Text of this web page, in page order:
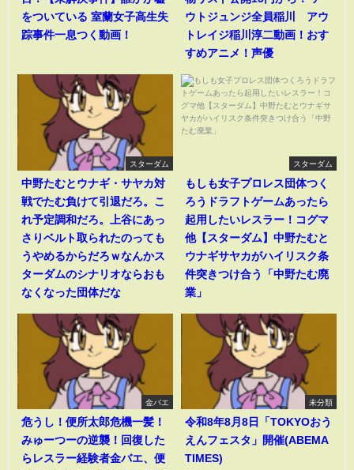
をついている 室蘭女子高生失
踪事件一息つく動画！
ウトジュンジ全員稲川 アウ
トレイジ稲川淳二動画！おす
すめアニメ！声優
スターダム
中野たむとウナギ・サヤカ対
戦でたむ負けて引退だろ。こ
れ予定調和だろ。上谷にあっ
さりベルト取られたのっても
うやめるからだろｗなんかス
ターダムのシナリオならおも
なくなった団体だな
スターダム
もしも女子プロレス団体つく
ろうドラフトゲームあったら
起用したいレスラー！コグマ
他【スターダム】中野たむと
ウナギサヤカがハイリスク条
件突きつけ合う「中野たむ廃
業」
金バエ
危うし！便所太郎危機一髪！
みゅーつーの逆襲！回復した
らレスラー経験者金バエ、便
未分類
令和8年8月8日「TOKYOおう
えんフェスタ」開催(ABEMA
TIMES)